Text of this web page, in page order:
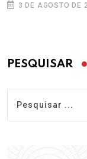
3 DE AGOSTO DE
PESQUISAR